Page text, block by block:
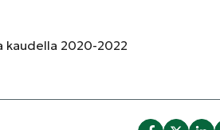
kaudella 2020-2022